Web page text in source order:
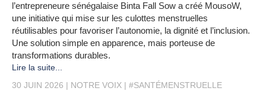
l’entrepreneure sénégalaise Binta Fall Sow a créé MousoW,
une initiative qui mise sur les culottes menstruelles
réutilisables pour favoriser l’autonomie, la dignité et l’inclusion.
Une solution simple en apparence, mais porteuse de
transformations durables.
Lire la suite...
30 JUIN 2026
NOTRE VOIX #SANTÉMENSTRUELLE